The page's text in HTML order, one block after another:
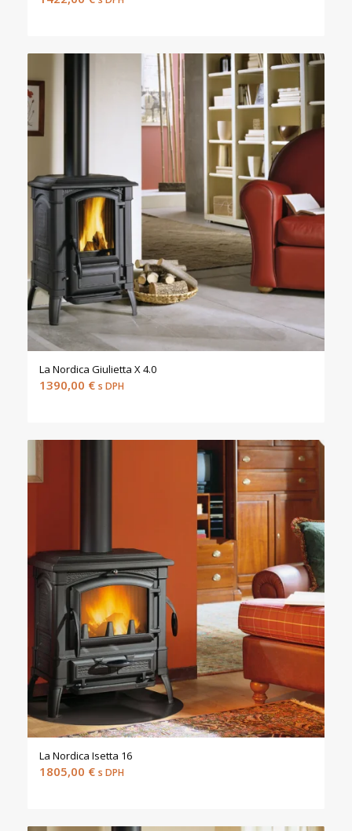
La Nordica Giulietta X 4.0
1390,00 € s DPH
La Nordica Isetta 16
1805,00 € s DPH